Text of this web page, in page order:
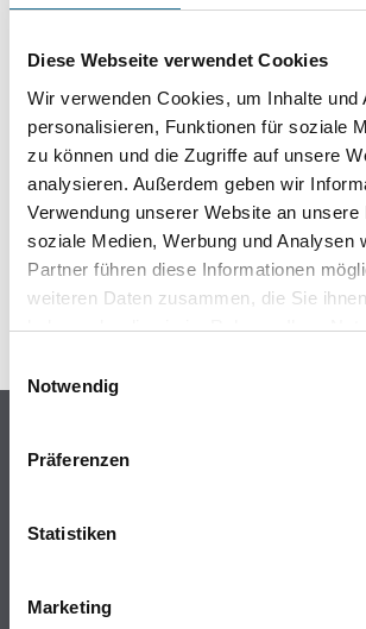
Diese Webseite verwendet Cookies
Wir verwenden Cookies, um Inhalte und
personalisieren, Funktionen für soziale
zu können und die Zugriffe auf unsere
analysieren. Außerdem geben wir
Verwendung unserer Website an unsere
soziale Medien, Werbung und Analysen
Partner führen diese Informationen
weiteren Daten zusammen, die Sie
haben oder die sie im Rahmen Ihrer
Notwendig
Präferenzen
Statistiken
Marketing
Arbeitstemperatur: 5 - 30 °C
ZUSATZINFOS
GEFAHRENHINWEISE
DATENBLÄTTER
Farbe
Trockenbau
Bodenbeläge